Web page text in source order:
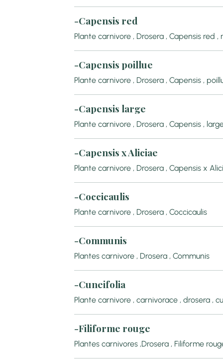
-Capensis red
Plante carnivore , Drosera , Capensis red ,
-Capensis poillue
Plante carnivore , Drosera , Capensis ,
-Capensis large
Plante carnivore , Drosera , Capensis ,
-Capensis x Aliciae
Plante carnivore , Drosera , Capensis x
-Coccicaulis
Plante carnivore , Drosera , Coccicaulis
-Communis
Plantes carnivore , Drosera , Communis
-Cuneifolia
Plante carnivore , carnivorace , drosera ,
-Filiforme rouge
Plantes carnivores ,Drosera , Filiforme